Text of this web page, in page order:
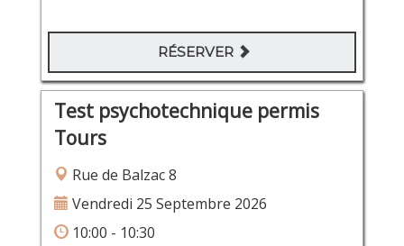
RÉSERVER
Test psychotechnique permis
Tours
Rue de Balzac 8
Vendredi 25 Septembre 2026
10:00 - 10:30